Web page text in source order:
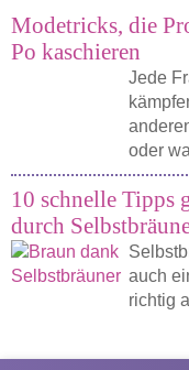
Modetricks, die
Po kaschieren
Jede
oder
10 schnelle Tipps
durch
auch
richtig